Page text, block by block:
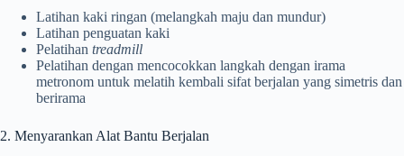
Latihan kaki ringan (melangkah maju dan mundur)
Latihan penguatan kaki
Pelatihan treadmill
Pelatihan dengan mencocokkan langkah dengan irama
metronom untuk melatih kembali sifat berjalan yang simetris dan
berirama
2. Menyarankan Alat Bantu Berjalan